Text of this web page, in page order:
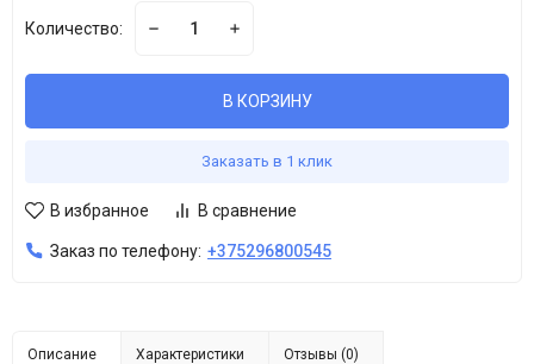
Количество:
В КОРЗИНУ
Заказать в 1 клик
В избранное В сравнение
Заказ по телефону: +375296800545
Описание Характеристики Отзывы (0)